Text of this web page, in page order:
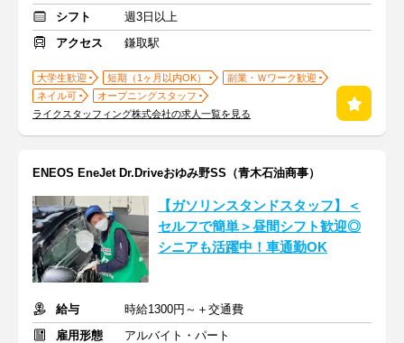
シフト
週3日以上
アクセス
鎌取駅
大学生歓迎 短期（1ヶ月以内OK）
副業・Ｗワーク歓迎
ネイル可
オープニングスタッフ
ライクスタッフィング株式会社の求人一覧を見る
ENEOS EneJet Dr.Driveおゆみ野SS（青木石油商事）
【ガソリンスタンドスタッフ】＜
セルフで簡単＞昼間シフト歓迎◎
シニアも活躍中！車通勤OK
給与
時給1300円～＋交通費
雇用形態
アルバイト・パート